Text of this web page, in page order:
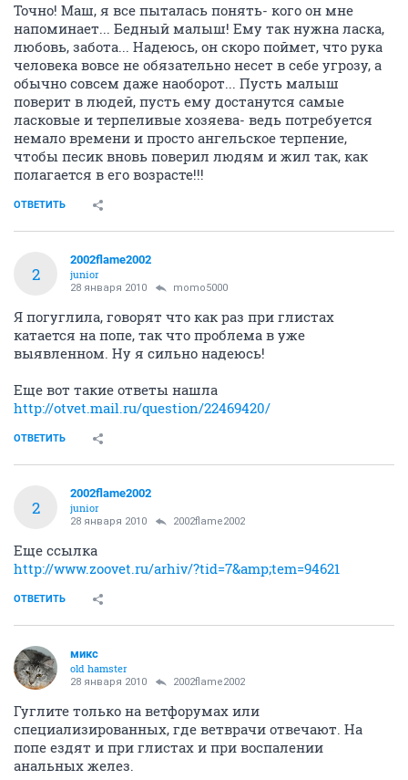
Точно! Маш, я все пыталась понять- кого он мне
напоминает... Бедный малыш! Ему так нужна ласка,
любовь, забота... Надеюсь, он скоро поймет, что рука
человека вовсе не обязательно несет в себе угрозу, а
обычно совсем даже наоборот... Пусть малыш
поверит в людей, пусть ему достанутся самые
ласковые и терпеливые хозяева- ведь потребуется
немало времени и просто ангельское терпение,
чтобы песик вновь поверил людям и жил так, как
полагается в его возрасте!!!
ОТВЕТИТЬ
2
2002flame2002
junior
28 января 2010 momo5000
Я погуглила, говорят что как раз при глистах
катается на попе, так что проблема в уже
выявленном. Ну я сильно надеюсь!
Еще вот такие ответы нашла
http://otvet.mail.ru/question/22469420/
ОТВЕТИТЬ
2
2002flame2002
junior
28 января 2010 2002flame2002
Еще ссылка
http://www.zoovet.ru/arhiv/?tid=7&amp;tem=94621
ОТВЕТИТЬ
микс
old hamster
28 января 2010 2002flame2002
Гуглите только на ветфорумах или
специализированных, где ветврачи отвечают. На
попе ездят и при глистах и при воспалении
анальных желез.